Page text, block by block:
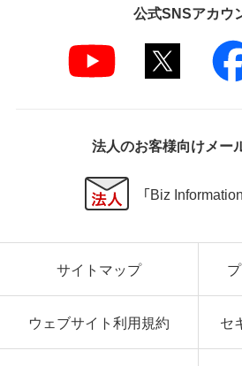
公式SNSアカウ
法人のお客様向けメー
「Biz
サイトマップ
ウェブサイト利用規約 セ